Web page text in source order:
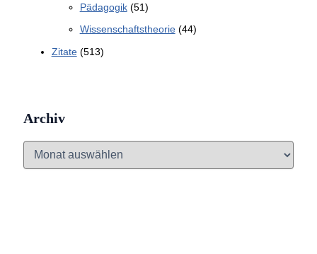
Pädagogik(51)
Wissenschaftstheorie(44)
Zitate(513)
Archiv
A